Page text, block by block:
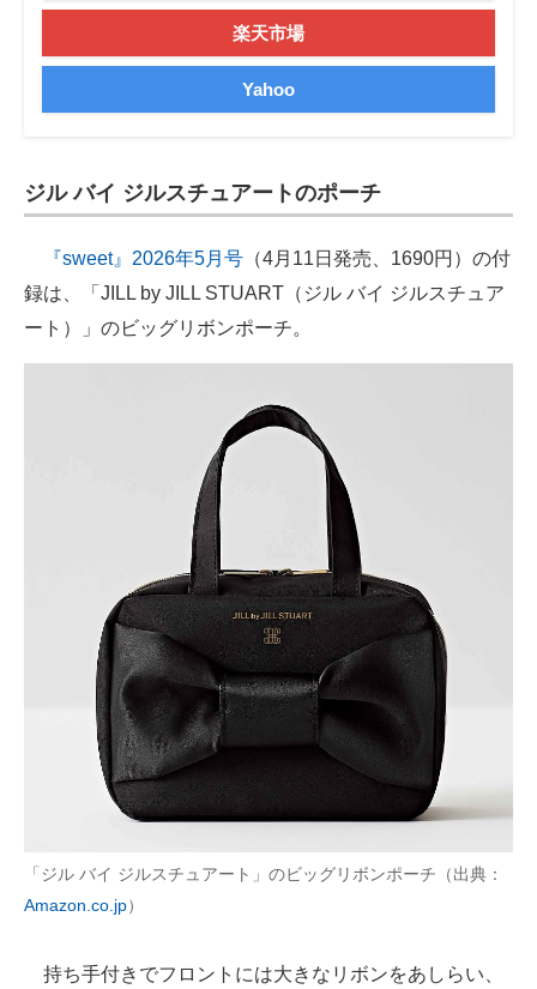
楽天市場
Yahoo
ジル バイ ジルスチュアートのポーチ
『sweet』2026年5月号 （4月11日発売、1690円）の付
録は、「JILL by JILL STUART（ジル バイ ジルスチュア
ート）」のビッグリボンポーチ。
「ジル バイ ジルスチュアート」のビッグリボンポーチ（出典：
Amazon.co.jp）
持ち手付きでフロントには大きなリボンをあしらい、